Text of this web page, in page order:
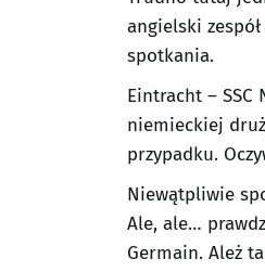
angielski
spotkania.
Eintracht –
niemieckiej
przypadku.
Niewątpliwie
Ale, ale…
Germain. Ależ